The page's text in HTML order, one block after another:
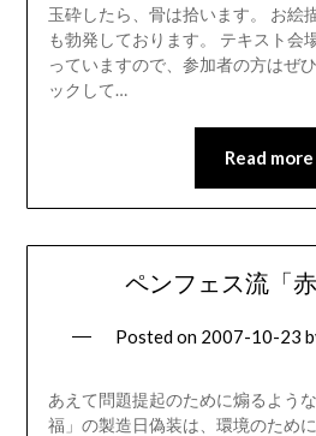
玉砕したら、骨は拾います。 お絵
も勃発しております。 テキスト会
っていますので、参加者の方はぜ
ックして…
Read more
ペンフェス流「
Posted on 2007-10-23
あえて問題提起のために煽るよう
福」の製造日偽装は、環境のため